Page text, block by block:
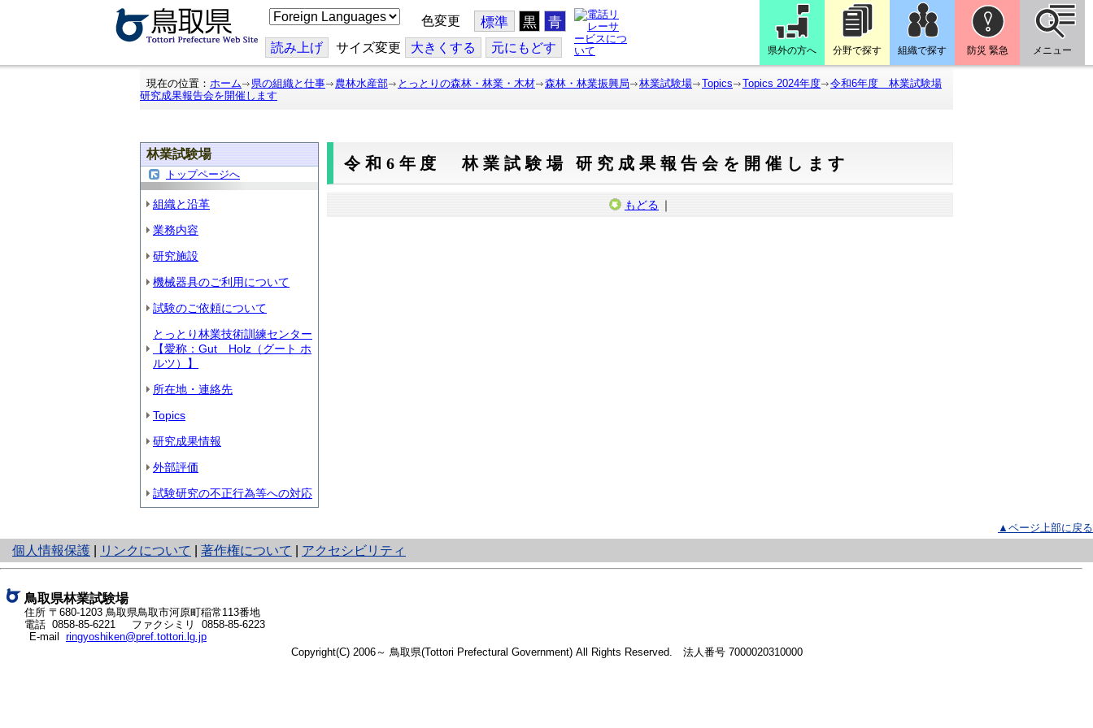
こ
の
ジ
を
翻
訳
色変更 標準 黒 青
読み上げ サイズ変更 大きくする 元にもどす 県外の方へ 分野で探す 組織で探す 防災 緊急 メニュー
現在の位置： ホーム 県の組織と仕事 農林水産部 とっとりの森林・林業・木材 森林・林業振興局 林業試験場 Topics Topics 2024年度
令和6年度 林業試験場
研究成果報告会を開催します
林業試験場
トップページへ
組織と沿革
業務内容
研究施設
機械器具のご利用について
試験のご依頼について
とっとり林業技術訓練センター
【愛称：Gut Holz（グート ホ
ルツ）】
所在地・連絡先
Topics
研究成果情報
外部評価
試験研究の不正行為等への対応
令和6年度 林業試験場 研究成果報告会を開催します
もどる ｜
▲ページ上部に戻る
個人情報保護
と
り
ッ
ト
へ
の
リンクについて 著作権について アクセシビリティ
鳥取県林業試験場
住所 〒680-1203 鳥取県鳥取市河原町稲常113番地
電話 0858-85-6221
ファクシミリ 0858-85-6223
E-mail ringyoshiken@pref.tottori.lg.jp
Copyright(C) 2006～ 鳥取県(Tottori Prefectural Government) All Rights Reserved. 法人番号 7000020310000